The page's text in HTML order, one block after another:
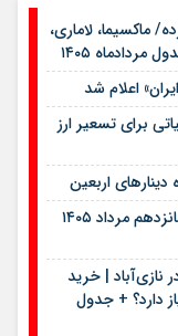
ماکسیما، لاماری،
۱۴۰۵
اعلام شد
برای تسعیر ارز
اربعین
قیمت طلا و سکه روز جمعه شانزدهم مرداد ۱۴۰۵
| خرید
نیاز دارد؟ + جدول